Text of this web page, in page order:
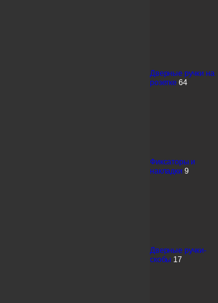
Дверные ручки на
розетке 64
Фиксаторы и
накладки 9
Дверные ручки-
скобы 17